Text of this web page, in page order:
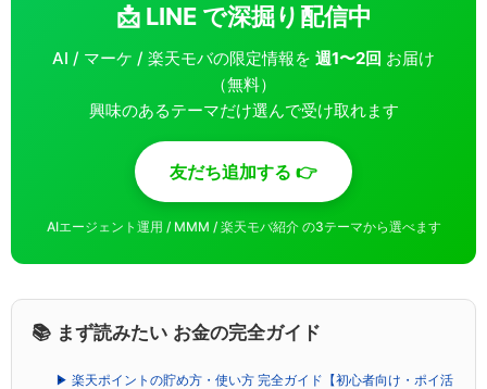
📩 LINE で深掘り配信中
AI / マーケ / 楽天モバの限定情報を 週1〜2回 お届け
（無料）
興味のあるテーマだけ選んで受け取れます
友だち追加する 👉
AIエージェント運用 / MMM / 楽天モバ紹介 の3テーマから選べます
📚 まず読みたい お金の完全ガイド
▶ 楽天ポイントの貯め方・使い方 完全ガイド【初心者向け・ポイ活